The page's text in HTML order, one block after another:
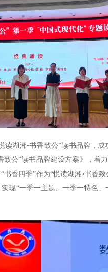
读湖湘•书香致公”读书品牌，
致公”读书品牌建设方案》，着
香四季”作为“悦读湖湘•书香
现“一季一主题、一季一特色